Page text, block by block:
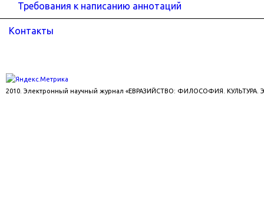
Требования к написанию аннотаций
Контакты
2010. Электронный научный журнал «ЕВРАЗИЙСТВО: ФИЛОСОФИЯ. КУЛЬТУРА.